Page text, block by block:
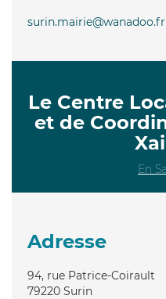
surin.mairie@wanadoo.fr
Le Centre
et de
En
Adresse
94, rue Patrice-Coirault
79220 Surin